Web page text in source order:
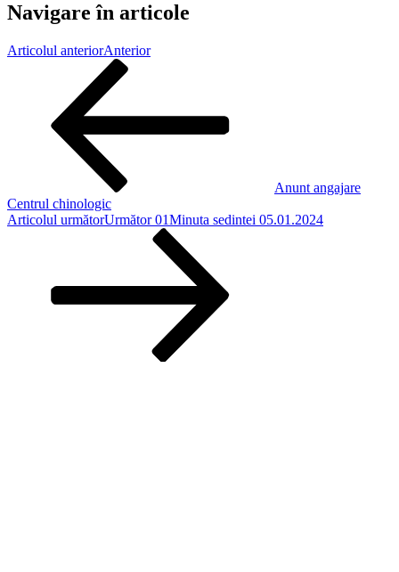
Navigare în articole
Articolul anteriorAnterior
Anunt angajare
Centrul chinologic
Articolul următorUrmător 01Minuta sedintei 05.01.2024